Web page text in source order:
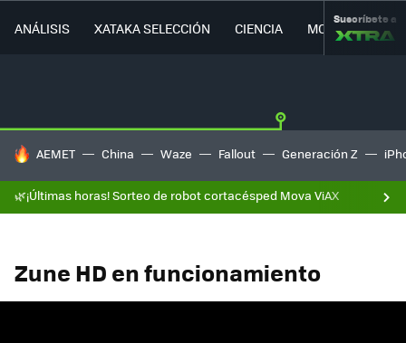
ANÁLISIS XATAKA SELECCIÓN CIENCIA MOVILIDAD
Suscríbete a
HOY SE HABLA DE
AEMET China Waze Fallout Generación Z
🌿¡Últimas horas! Sorteo de robot cortacésped Mova ViAX
Zune HD en funcionamiento